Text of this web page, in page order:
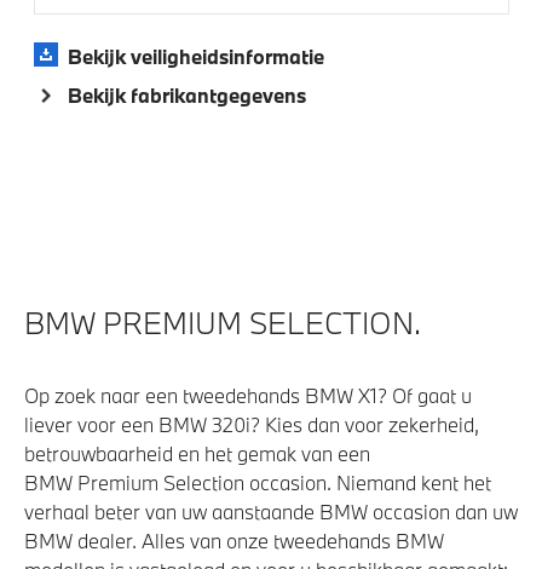
High-beam assistant
Driving Assistant Professional
Comfort Access
Aandrijving en onderstel
M Sportonderstel
Sportonderstel
Steptronic transmissie met schakelpaddles aan het
stuurwiel
Bekijk veiligheidsinformatie
Bekijk fabrikantgegevens
BMW PREMIUM SELECTION.
Op zoek naar een tweedehands BMW X1? Of gaat u
liever voor een BMW 320i? Kies dan voor zekerheid,
betrouwbaarheid en het gemak van een
BMW Premium Selection occasion. Niemand kent het
verhaal beter van uw aanstaande BMW occasion dan uw
BMW dealer. Alles van onze tweedehands BMW